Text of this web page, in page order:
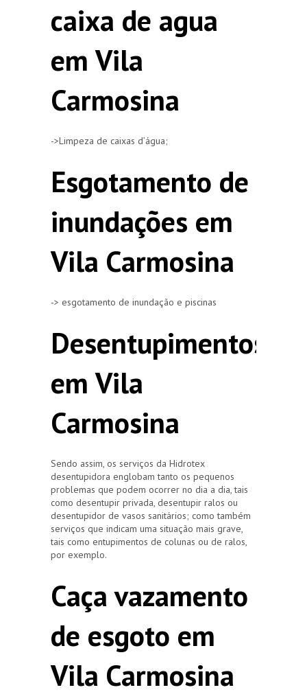
caixa de agua
em Vila
Carmosina
->Limpeza de caixas d’água;
Esgotamento de
inundações em
Vila Carmosina
-> esgotamento de inundação e piscinas
Desentupimentos
em Vila
Carmosina
Sendo assim, os serviços da Hidrotex
desentupidora englobam tanto os pequenos
problemas que podem ocorrer no dia a dia, tais
como desentupir privada, desentupir ralos ou
desentupidor de vasos sanitários; como também
serviços que indicam uma situação mais grave,
tais como entupimentos de colunas ou de ralos,
por exemplo.
Caça vazamento
de esgoto em
Vila Carmosina